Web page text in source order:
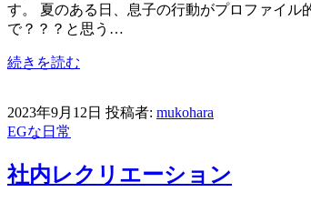
す。 夏のある日、息子の行動がプロファイル
で？？？と思う…
続きを読む
2023年9月12日 投稿者: mukohara
EGな日常
社内レクリエーション